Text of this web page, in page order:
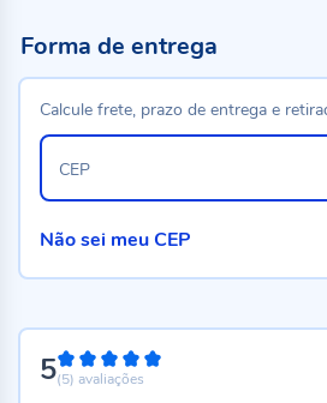
5100%
(5) avaliações
Forma de entrega
Calcule frete, prazo de entrega e
CEP
Não sei meu CEP